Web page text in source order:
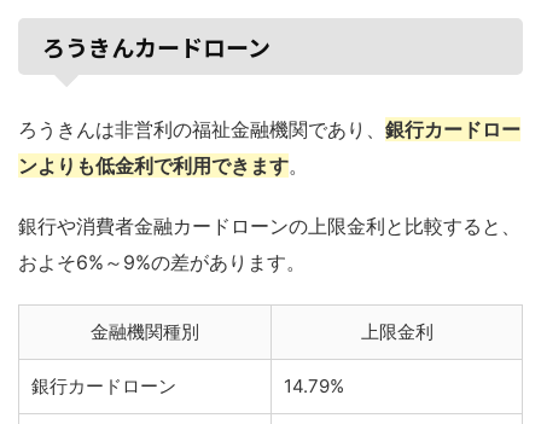
ろうきんカードローン
ろうきんは非営利の福祉金融機関であり、 銀行カードロー
ンよりも低金利で利用できます。
銀行や消費者金融カードローンの上限金利と比較すると、
およそ6%～9%の差があります。
金融機関種別 上限金利
銀行カードローン 14.79%